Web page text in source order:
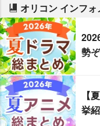
オリコン インフ
勢
【
挙